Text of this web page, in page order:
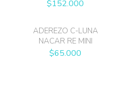
$152.000
ADEREZO C-LUNA
NACAR RE MINI
$65.000